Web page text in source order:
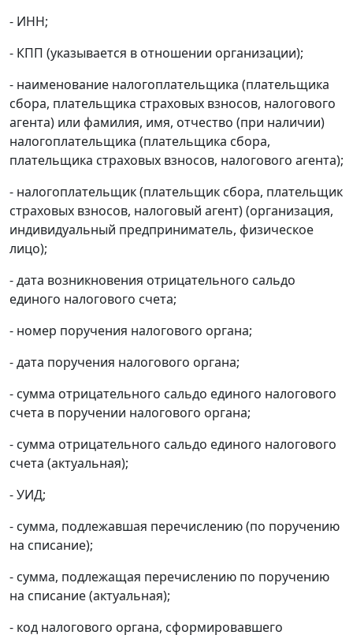
- ИНН;
- КПП (указывается в отношении организации);
- наименование налогоплательщика (плательщика
сбора, плательщика страховых взносов, налогового
агента) или фамилия, имя, отчество (при наличии)
налогоплательщика (плательщика сбора,
плательщика страховых взносов, налогового агента);
- налогоплательщик (плательщик сбора, плательщик
страховых взносов, налоговый агент) (организация,
индивидуальный предприниматель, физическое
лицо);
- дата возникновения отрицательного сальдо
единого налогового счета;
- номер поручения налогового органа;
- дата поручения налогового органа;
- сумма отрицательного сальдо единого налогового
счета в поручении налогового органа;
- сумма отрицательного сальдо единого налогового
счета (актуальная);
- УИД;
- сумма, подлежавшая перечислению (по поручению
на списание);
- сумма, подлежащая перечислению по поручению
на списание (актуальная);
- код налогового органа, сформировавшего